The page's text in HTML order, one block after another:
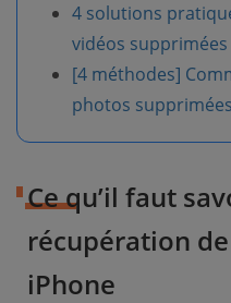
4 solutions
vidéos
[4 méthodes]
photos
Ce qu’il faut
récupération de
iPhone